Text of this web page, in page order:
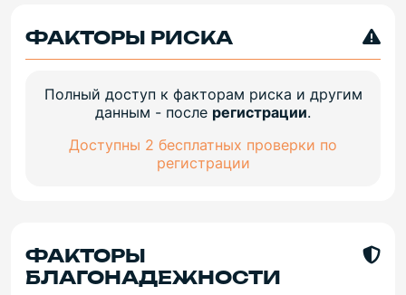
ФАКТОРЫ РИСКА
Полный доступ к факторам риска и другим
данным - после регистрации.
Доступны 2 бесплатных проверки по
регистрации
ФАКТОРЫ
БЛАГОНАДЕЖНОСТИ